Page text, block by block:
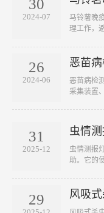
30
2024-07
马铃薯晚
理工作，
26
2024-06
恶苗
恶苗病检
采集装置
31
2025-12
虫情
虫情测报
助。它的
29 风吸